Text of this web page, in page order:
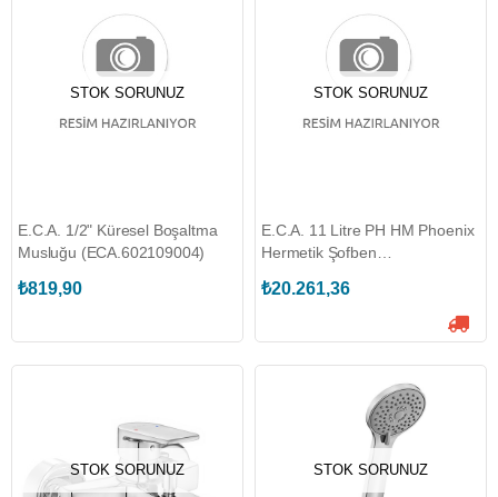
STOK SORUNUZ
E.C.A. 1/2" Küresel Boşaltma
Musluğu (ECA.602109004)
₺819,90
STOK SORUNUZ
E.C.A. 11 Litre PH HM Phoenix
Hermetik Şofben
₺20.261,36
STOK SORUNUZ STOK SORUNUZ